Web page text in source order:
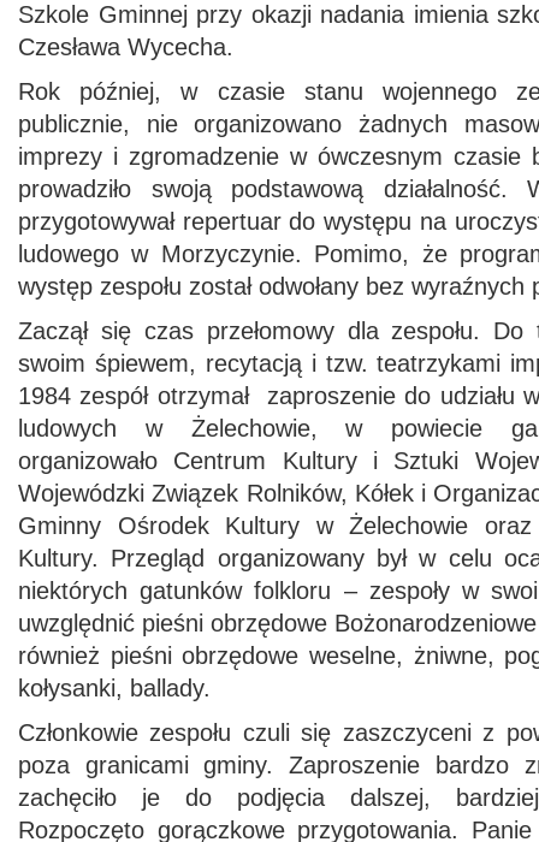
Szkole Gminnej przy okazji nadania imienia
Czesława Wycecha.
Rok później, w czasie stanu wojennego
publicznie, nie organizowano żadnych
imprezy i zgromadzenie w ówczesnym czasie
prowadziło swoją podstawową
przygotowywał repertuar do występu na
ludowego w Morzyczynie. Pomimo, że
występ zespołu został odwołany bez wyraźnych
Zaczął się czas przełomowy dla zespołu.
swoim śpiewem, recytacją i tzw. teatrzykami
1984 zespół otrzymał zaproszenie do udziału
ludowych w Żelechowie, w powiecie
organizowało Centrum Kultury i Sztuki
Wojewódzki Związek Rolników, Kółek i
Gminny Ośrodek Kultury w Żelechowie
Kultury. Przegląd organizowany był w celu
niektórych gatunków folkloru – zespoły w
uwzględnić pieśni obrzędowe
również pieśni obrzędowe weselne, żniwne,
kołysanki, ballady.
Członkowie zespołu czuli się zaszczyceni z
poza granicami gminy. Zaproszenie bardzo
zachęciło je do podjęcia dalszej,
Rozpoczęto gorączkowe przygotowania.